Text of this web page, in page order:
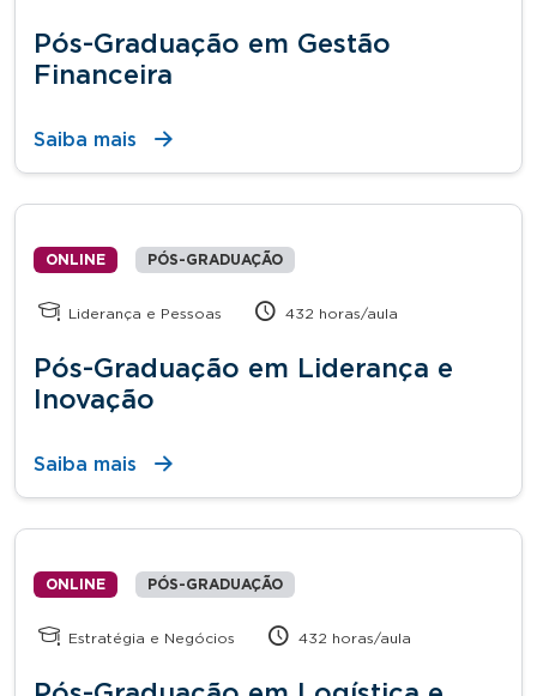
Pós-Graduação em Gestão
Financeira
Saiba mais
ONLINE PÓS-GRADUAÇÃO
Liderança e Pessoas 432 horas/aula
Pós-Graduação em Liderança e
Inovação
Saiba mais
ONLINE PÓS-GRADUAÇÃO
Estratégia e Negócios 432 horas/aula